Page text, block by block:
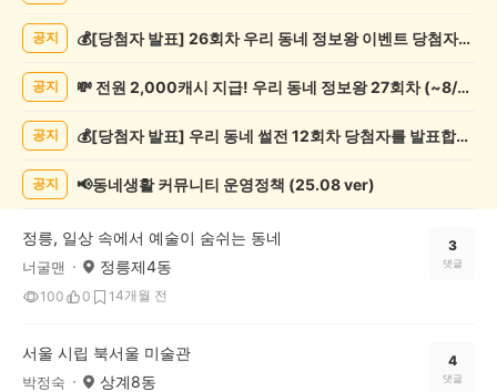
록
공지 💰[당첨자 발표] 26회차 우리 동네 정보왕 이벤트 당첨자를 발표합니다!
공지 💸 전원 2,000캐시 지급! 우리 동네 정보왕 27회차 (~8/10)
공지 💰[당첨자 발표] 우리 동네 썰전 12회차 당첨자를 발표합니다!
공지 📢동네생활 커뮤니티 운영정책 (25.08 ver)
정릉, 일상 속에서 예술이 숨쉬는 동네
너굴맨 정릉제4동
100 0 14개월 전
3
댓글
서울 시립 북서울 미술관
박정숙 상계8동
4
댓글